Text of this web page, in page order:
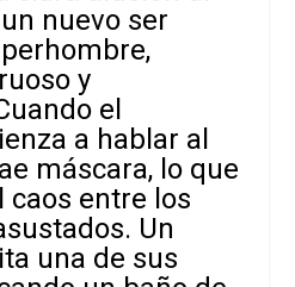
nuevo ser
y
el
a hablar al
máscara, lo que
caos entre los
Un
una de sus